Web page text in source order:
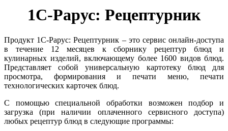
1С-Рарус: Рецептурник
Продукт 1С-Рарус: Рецептурник – это сервис онлайн-доступа
в течение 12 месяцев к сборнику рецептур блюд и
кулинарных изделий, включающему более 1600 видов блюд.
Представляет собой универсальную картотеку блюд для
просмотра, формирования и печати меню, печати
технологических карточек блюд.
С помощью специальной обработки возможен подбор и
загрузка (при наличии оплаченного сервисного доступа)
любых рецептур блюд в следующие программы: